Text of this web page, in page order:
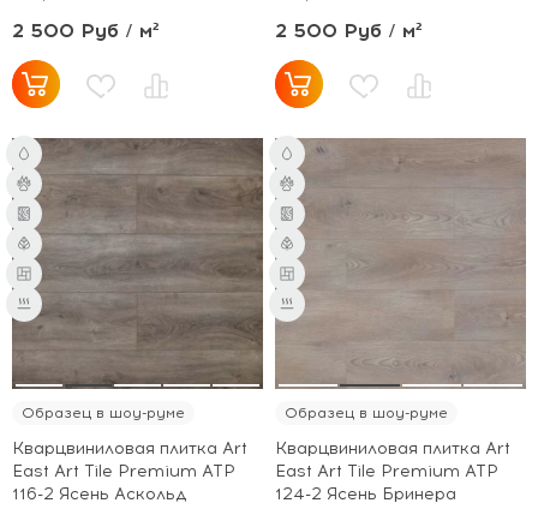
2 500 Руб / м² 2 500 Руб / м²
Образец в шоу-руме
Кварцвиниловая плитка Art
East Art Tile Premium ATP
116-2 Ясень Аскольд
Образец в шоу-руме
Кварцвиниловая плитка Art
East Art Tile Premium ATP
124-2 Ясень Бринера